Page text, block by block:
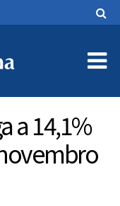
a 14,1%